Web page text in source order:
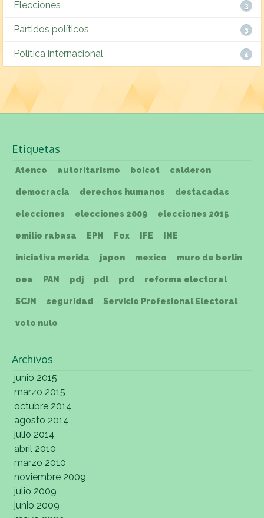
Elecciones 3
Partidos políticos 3
Política internacional 4
Etiquetas
Atenco autoritarismo boicot calderon
democracia derechos humanos destacadas
elecciones elecciones 2009 elecciones 2015
emilio rabasa EPN Fox IFE INE
iniciativa merida japon mexico muro de berlin
oea PAN pdj pdl prd reforma electoral
SCJN seguridad Servicio Profesional Electoral
voto nulo
Archivos
junio 2015
marzo 2015
octubre 2014
agosto 2014
julio 2014
abril 2010
marzo 2010
noviembre 2009
julio 2009
junio 2009